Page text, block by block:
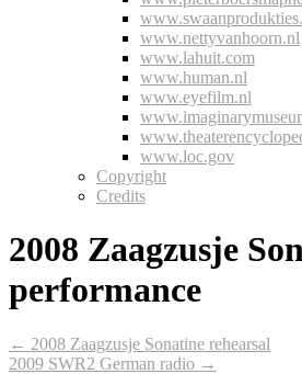
www.nettyvanhoorn.nl
www.lahuit.com
www.human.nl
www.eyefilm.nl
www.loc.gov
Copyright
Credits
2008 Zaagzusje
performance
← 2008 Zaagzusje Sonatine rehearsal
2009 SWR2 German radio →